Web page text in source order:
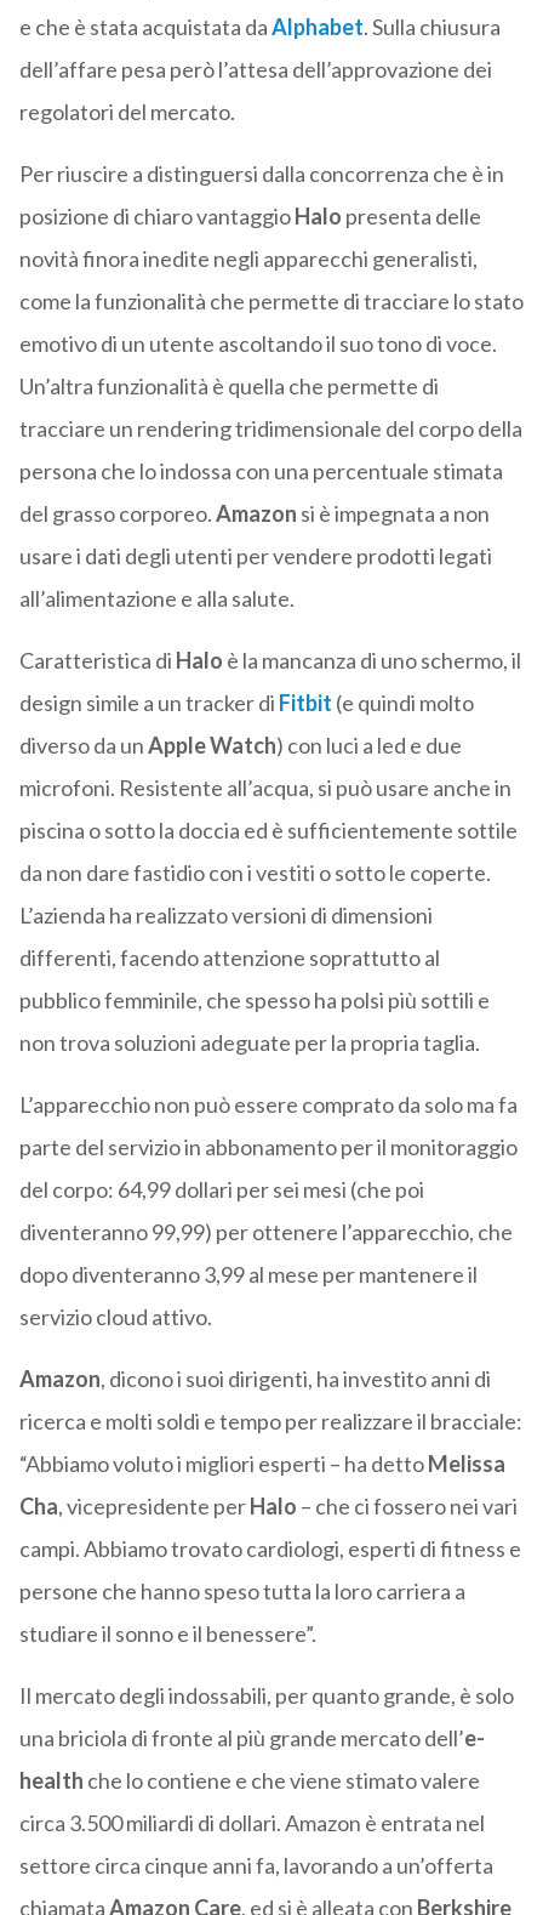
e che è stata acquistata daAlphabet. Sulla chiusura
dell’affare pesa però l’attesa dell’approvazione dei
regolatori del mercato.
Per riuscire a distinguersi dalla concorrenza che è in
posizione di chiaro vantaggioHalo presenta delle
novità finora inedite negli apparecchi generalisti,
come la funzionalità che permette di tracciare lo stato
emotivo di un utente ascoltando il suo tono di voce.
Un’altra funzionalità è quella che permette di
tracciare un rendering tridimensionale del corpo della
persona che lo indossa con una percentuale stimata
del grasso corporeo.Amazon si è impegnata a non
usare i dati degli utenti per vendere prodotti legati
all’alimentazione e alla salute.
Caratteristica di Halo è la mancanza di uno schermo, il
design simile a un tracker di Fitbit (e quindi molto
diverso da unApple Watch) con luci a led e due
microfoni. Resistente all’acqua, si può usare anche in
piscina o sotto la doccia ed è sufficientemente sottile
da non dare fastidio con i vestiti o sotto le coperte.
L’azienda ha realizzato versioni di dimensioni
differenti, facendo attenzione soprattutto al
pubblico femminile, che spesso ha polsi più sottili e
non trova soluzioni adeguate per la propria taglia.
L’apparecchio non può essere comprato da solo ma fa
parte del servizio in abbonamento per il monitoraggio
del corpo: 64,99 dollari per sei mesi (che poi
diventeranno 99,99) per ottenere l’apparecchio, che
dopo diventeranno 3,99 al mese per mantenere il
servizio cloud attivo.
Amazon, dicono i suoi dirigenti, ha investito anni di
ricerca e molti soldi e tempo per realizzare il bracciale:
“Abbiamo voluto i migliori esperti – ha dettoMelissa
Cha, vicepresidente perHalo – che ci fossero nei vari
campi. Abbiamo trovato cardiologi, esperti di fitness e
persone che hanno speso tutta la loro carriera a
studiare il sonno e il benessere”.
Il mercato degli indossabili, per quanto grande, è solo
una briciola di fronte al più grande mercato dell’e-
health che lo contiene e che viene stimato valere
circa 3.500 miliardi di dollari. Amazon è entrata nel
settore circa cinque anni fa, lavorando a un’offerta
chiamataAmazon Care, ed si è alleata con Berkshire